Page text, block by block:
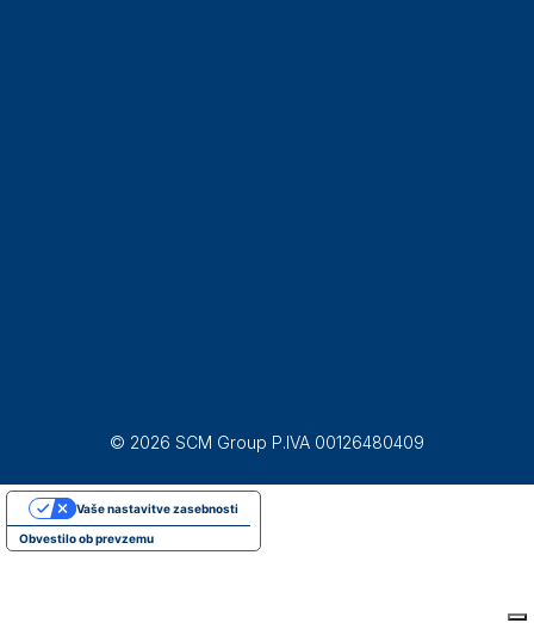
© 2026 SCM Group P.IVA 00126480409
Obvestilo ob prevzemu
Vaše nastavitve zasebnosti